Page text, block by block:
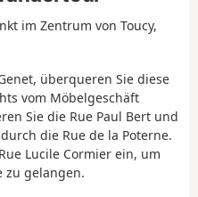
im Zentrum von Toucy,
überqueren Sie diese
vom Möbelgeschäft
Sie die Rue Paul Bert und
die Rue de la Poterne.
Lucile Cormier ein, um
zu gelangen.